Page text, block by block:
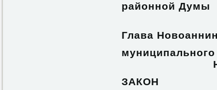
Глава
Н.С.
ЗАКОН